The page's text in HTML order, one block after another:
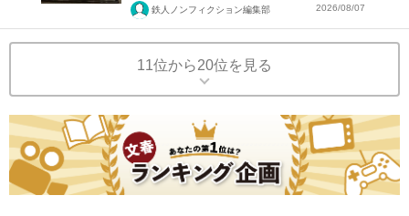
鉄人ノンフィクション編集部 2026/08/07
11位から20位を見る